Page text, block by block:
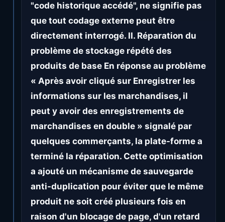
"code historique accédé", ne signifie pas
que tout codage externe peut être
directement interrogé. II. Réparation du
problème de stockage répété des
produits de base En réponse au problème
« Après avoir cliqué sur Enregistrer les
informations sur les marchandises, il
peut y avoir des enregistrements de
marchandises en double » signalé par
quelques commerçants, la plate-forme a
terminé la réparation. Cette optimisation
a ajouté un mécanisme de sauvegarde
anti-duplication pour éviter que le même
produit ne soit créé plusieurs fois en
raison d'un blocage de page, d'un retard